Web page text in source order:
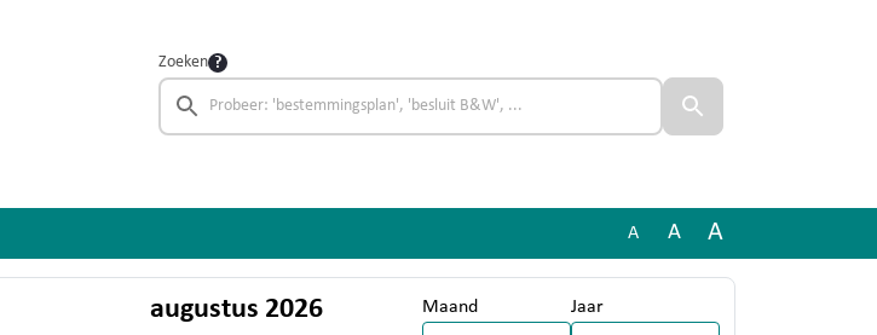
Zoeken
A A A
augustus 2026 Maand Jaar